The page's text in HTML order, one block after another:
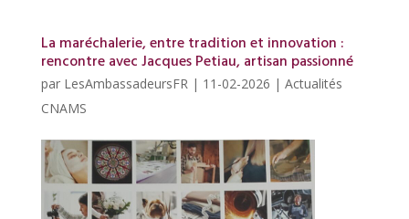
La maréchalerie, entre tradition et innovation :
rencontre avec Jacques Petiau, artisan passionné
par LesAmbassadeursFR| 11-02-2026 | Actualités
CNAMS